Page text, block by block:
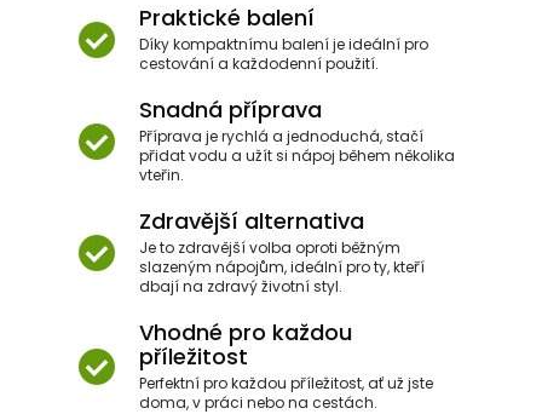
Praktické balení
Díky kompaktnímu balení je ideální pro
cestování a každodenní použití.
Snadná příprava
Příprava je rychlá a jednoduchá, stačí
přidat vodu a užít si nápoj během několika
vteřin.
Zdravější alternativa
Je to zdravější volba oproti běžným
slazeným nápojům, ideální pro ty, kteří
dbají na zdravý životní styl.
Vhodné pro každou
příležitost
Perfektní pro každou příležitost, ať už jste
doma, v práci nebo na cestách.